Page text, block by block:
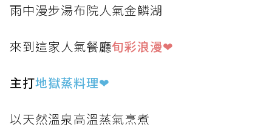
雨中漫步湯布院人氣金鱗湖
來到這家人氣餐廳旬彩浪漫❤
主打地獄蒸料理❤
以天然溫泉高溫蒸氣烹煮